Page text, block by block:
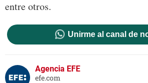
entre otros.
Unirme al canal de
Agencia EFE
efe.com